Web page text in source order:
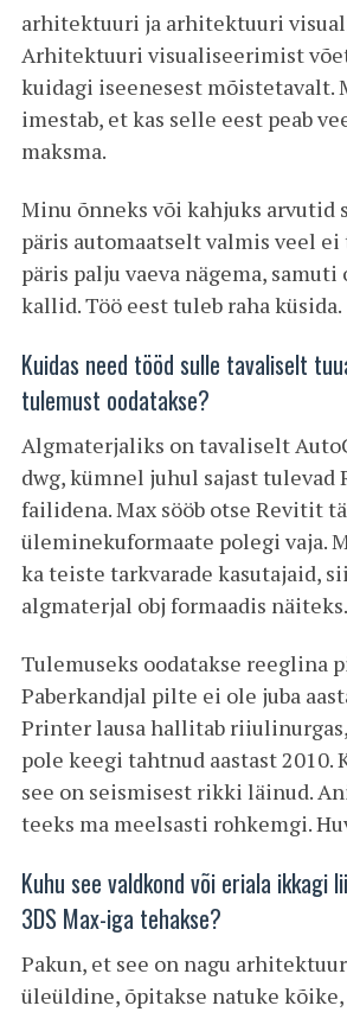
arhitektuuri ja arhitektuuri
Arhitektuuri visualiseerimist
kuidagi iseenesest mõistetavalt.
imestab, et kas selle eest peab
maksma.
Minu õnneks või kahjuks arvutid
päris automaatselt valmis veel ei
päris palju vaeva nägema,
kallid. Töö eest tuleb raha küsida.
Kuidas need tööd sulle tavaliselt
tulemust oodatakse?
Algmaterjaliks on tavaliselt
dwg, kümnel juhul sajast tulevad
failidena. Max sööb otse Revitit
üleminekuformaate polegi vaja.
ka teiste tarkvarade kasutajaid,
algmaterjal obj formaadis näiteks.
Tulemuseks oodatakse reeglina
Paberkandjal pilte ei ole juba
Printer lausa hallitab
pole keegi tahtnud aastast 2010.
see on seismisest rikki läinud.
teeks ma meelsasti rohkemgi.
Kuhu see valdkond või eriala ikkagi
3DS Max-iga tehakse?
Pakun, et see on nagu
üleüldine, õpitakse natuke